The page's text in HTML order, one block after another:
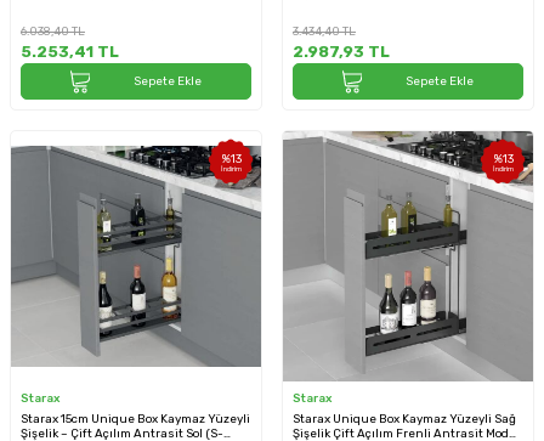
6.038,40TL
5.253,41 TL
Sepete Ekle
3.434,40TL
2.987,93 TL
Sepete Ekle
%13
İndirim
Starax
Starax 15cm Unique Box Kaymaz Yüzeyli
Şişelik – Çift Açılım Antrasit Sol (S-
%13
İndirim
Starax
Starax Unique Box Kaymaz Yüzeyli Sağ
Şişelik Çift Açılım Frenli Antrasit Modül